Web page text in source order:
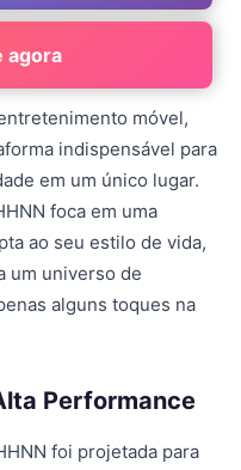
agora
móvel,
indispensável para
em um único lugar.
foca em uma
ao seu estilo de vida,
um universo de
alguns toques na
Performance
foi projetada para